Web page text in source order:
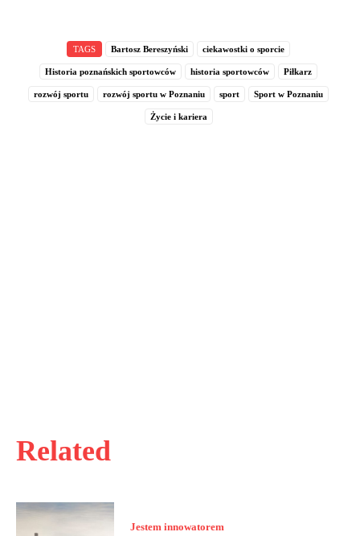
Related
Jestem innowatorem
TAGS Bartosz Bereszyński ciekawostki o sporcie
Historia poznańskich sportowców historia sportowców Piłkarz
rozwój sportu rozwój sportu w Poznaniu sport Sport w Poznaniu
Życie i kariera